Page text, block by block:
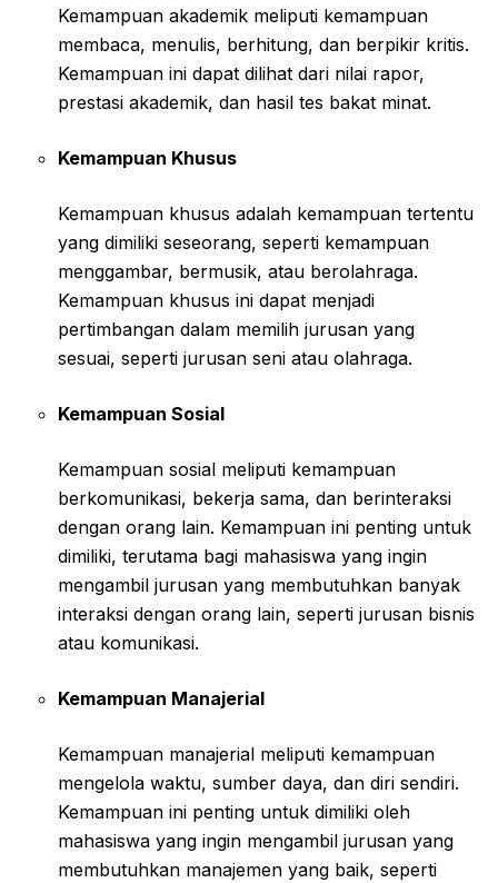
Kemampuan akademik meliputi kemampuan
membaca, menulis, berhitung, dan berpikir kritis.
Kemampuan ini dapat dilihat dari nilai rapor,
prestasi akademik, dan hasil tes bakat minat.
Kemampuan Khusus
Kemampuan khusus adalah kemampuan tertentu
yang dimiliki seseorang, seperti kemampuan
menggambar, bermusik, atau berolahraga.
Kemampuan khusus ini dapat menjadi
pertimbangan dalam memilih jurusan yang
sesuai, seperti jurusan seni atau olahraga.
Kemampuan Sosial
Kemampuan sosial meliputi kemampuan
berkomunikasi, bekerja sama, dan berinteraksi
dengan orang lain. Kemampuan ini penting untuk
dimiliki, terutama bagi mahasiswa yang ingin
mengambil jurusan yang membutuhkan banyak
interaksi dengan orang lain, seperti jurusan bisnis
atau komunikasi.
Kemampuan Manajerial
Kemampuan manajerial meliputi kemampuan
mengelola waktu, sumber daya, dan diri sendiri.
Kemampuan ini penting untuk dimiliki oleh
mahasiswa yang ingin mengambil jurusan yang
membutuhkan manajemen yang baik, seperti